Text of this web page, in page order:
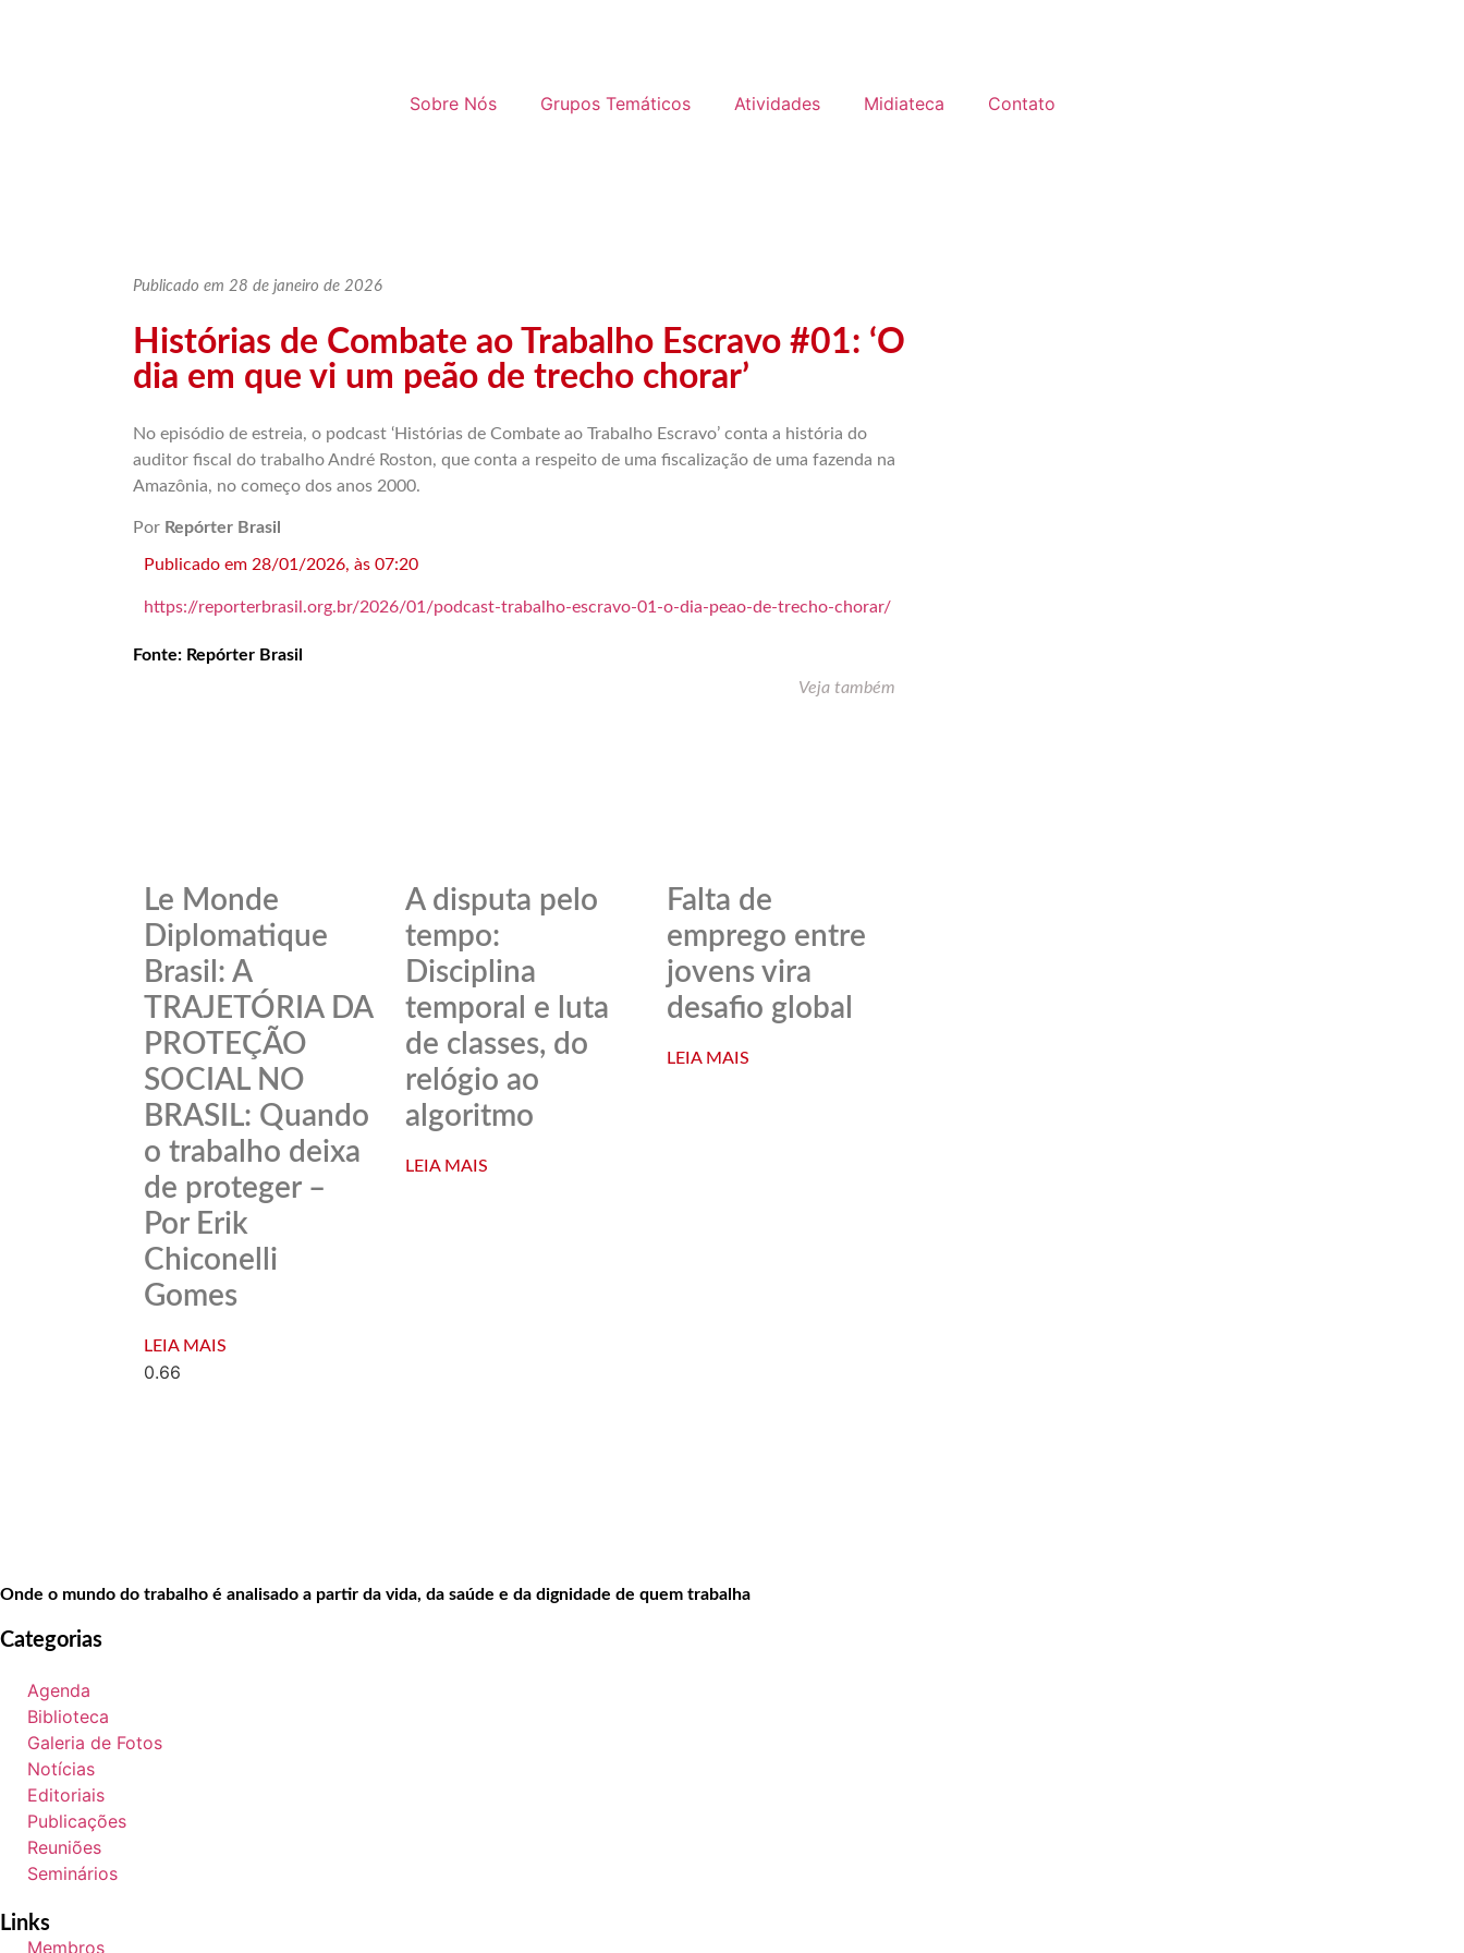
Sobre Nós Grupos Temáticos Atividades Midiateca Contato
Publicado em 28 de janeiro de 2026
Histórias de Combate ao Trabalho Escravo #01: ‘O
dia em que vi um peão de trecho chorar’
No episódio de estreia, o podcast ‘Histórias de Combate ao Trabalho Escravo’ conta a história do
auditor fiscal do trabalho André Roston, que conta a respeito de uma fiscalização de uma fazenda na
Amazônia, no começo dos anos 2000.
Por Repórter Brasil
Publicado em 28/01/2026, às 07:20
https://reporterbrasil.org.br/2026/01/podcast-trabalho-escravo-01-o-dia-peao-de-trecho-chorar/
Fonte: Repórter Brasil
Veja também
Le Monde
Diplomatique
Brasil: A
TRAJETÓRIA DA
PROTEÇÃO
SOCIAL NO
BRASIL: Quando
o trabalho deixa
de proteger –
Por Erik
Chiconelli
Gomes
LEIA MAIS
A disputa pelo
tempo:
Disciplina
temporal e luta
de classes, do
relógio ao
algoritmo
LEIA MAIS
Falta de
emprego entre
jovens vira
desafio global
LEIA MAIS
Onde o mundo do trabalho é analisado a partir da vida, da saúde e da dignidade de quem trabalha
Categorias
Agenda
Biblioteca
Galeria de Fotos
Notícias
Editoriais
Publicações
Reuniões
Seminários
Links
Membros